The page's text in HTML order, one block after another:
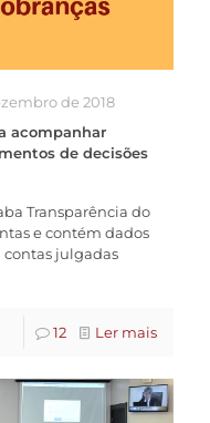
de 2018
acompanhar
de decisões
Transparência do
e contém dados
contas julgadas
12 Ler mais